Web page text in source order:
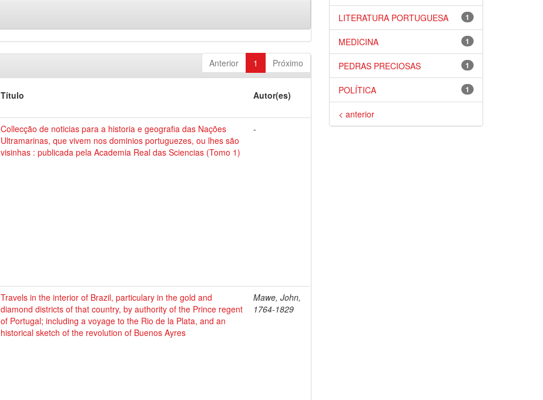
Anterior 1 Próximo
Título Autor(es)
Collecção de noticias para a historia e geografia das Nações
Ultramarinas, que vivem nos dominios portuguezes, ou lhes são
visinhas : publicada pela Academia Real das Sciencias (Tomo 1)
-
Travels in the interior of Brazil, particulary in the gold and
diamond districts of that country, by authority of the Prince regent
of Portugal; including a voyage to the Rio de la Plata, and an
historical sketch of the revolution of Buenos Ayres
Mawe, John,
1764-1829
1
LITERATURA PORTUGUESA
1
MEDICINA
1
PEDRAS PRECIOSAS
1
POLÍTICA
< anterior